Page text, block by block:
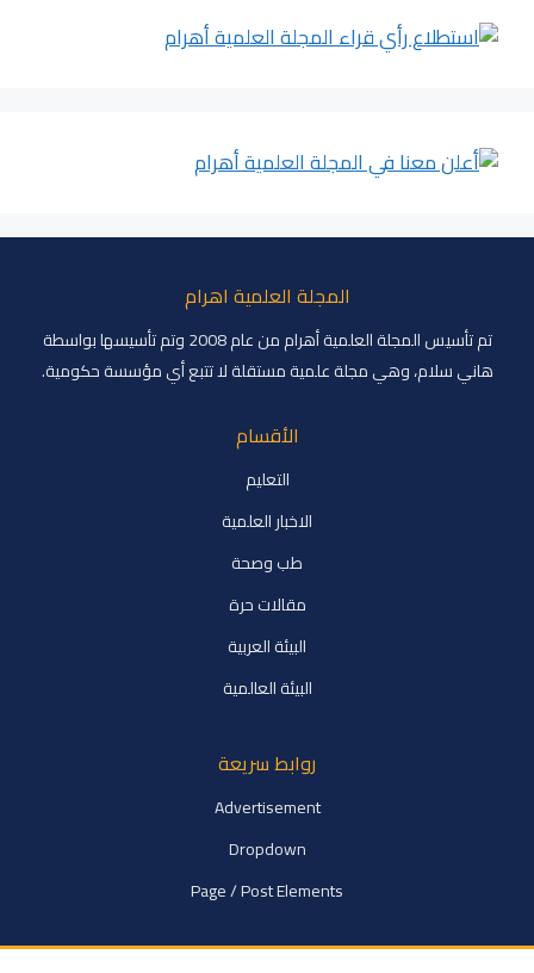
المجلة العلمية اهرام
تم تأسيس المجلة العلمية أهرام من عام 2008 وتم تأسيسها بواسطة
هاني سلام، وهي مجلة علمية مستقلة لا تتبع أي مؤسسة حكومية.
الأقسام
التعليم
الاخبار العلمية
طب وصحة
مقالات حرة
البيئة العربية
البيئة العالمية
روابط سريعة
Advertisement
Dropdown
Page / Post Elements